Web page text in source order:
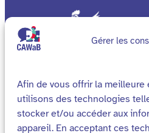
Gérer les
Afin de vous offrir la meilleure
utilisons des technologies
stocker et/ou accéder aux
appareil. En acceptant ces